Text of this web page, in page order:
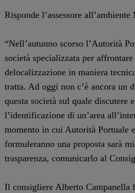
Risponde l’assessore
“Nell’autunno scorso l’Autorità
società specializzata per
delocalizzazione in maniera
tratta. Ad oggi non c’è ancora un
questa società sul quale discutere
l’identificazione di un’area
momento in cui Autorità Portuale
formuleranno una proposta sarà
trasparenza, comunicarlo al
Il consigliere Alberto Campanella